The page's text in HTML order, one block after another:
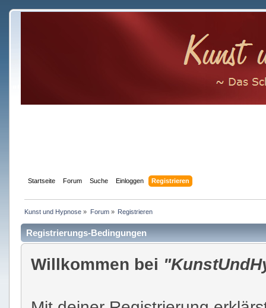
Startseite Forum Suche Einloggen Registrieren
Kunst und Hypnose » Forum» Registrieren
Registrierungs-Bedingungen
Willkommen bei